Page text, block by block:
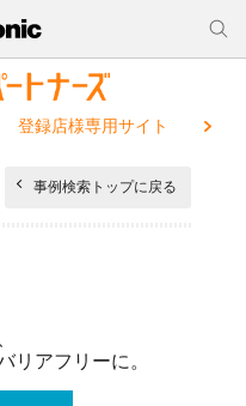
登録店様専用サイト
事例検索トップに戻る
リアフリーに。